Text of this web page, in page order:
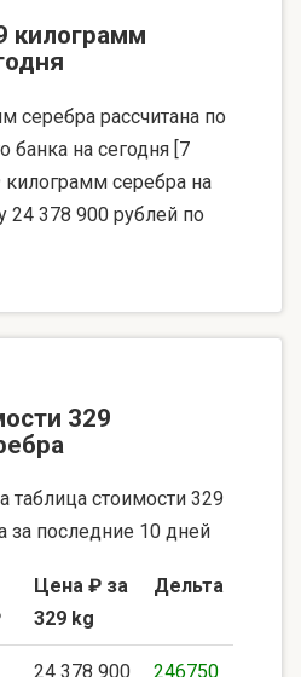
килограмм
серебра рассчитана по
банка на сегодня [7
килограмм серебра на
24 378 900 рублей по
329
таблица стоимости 329
за последние 10 дней
Цена ₽ за
329 kg
Дельта
24 378 900 246750